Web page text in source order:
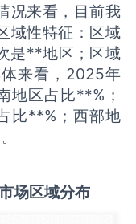
况来看，目前我
域性特征：区域
是**地区；区域
来看，2025年
地区占比**%；
比**%；西部地
场区域分布